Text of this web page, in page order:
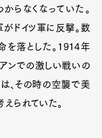
らなくなっていた。
ドイツ軍に反撃。数
を落とした。1914年
ンでの激しい戦いの
、その時の空襲で美
られていた。